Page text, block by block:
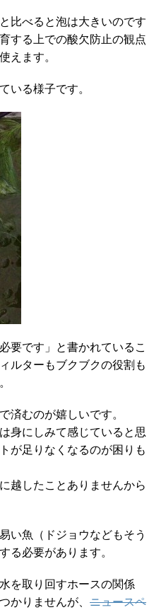
比べると泡は大きいのです
する上での酸欠防止の観点
えます。
いる様子です。
要です」と書かれているこ
ルターもブクブクの役割も
済むのが嬉しいです。
身にしみて感じていると思
が足りなくなるのが困りも
越したことありませんから
い魚（ドジョウなどもそう
る必要があります。
を取り回すホースの関係
かりませんが、 ニュースペ